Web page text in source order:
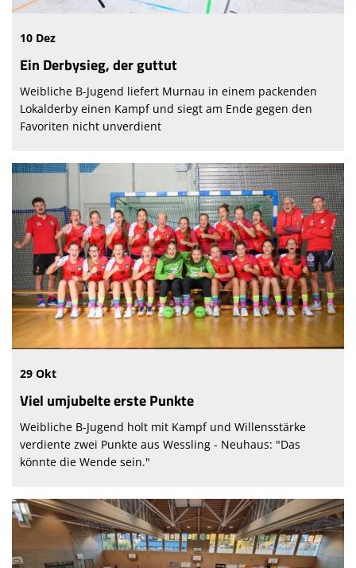
10 Dez
Ein Derbysieg, der guttut
Weibliche B-Jugend liefert Murnau in einem packenden
Lokalderby einen Kampf und siegt am Ende gegen den
Favoriten nicht unverdient
29 Okt
Viel umjubelte erste Punkte
Weibliche B-Jugend holt mit Kampf und Willensstärke
verdiente zwei Punkte aus Wessling - Neuhaus: "Das
könnte die Wende sein."